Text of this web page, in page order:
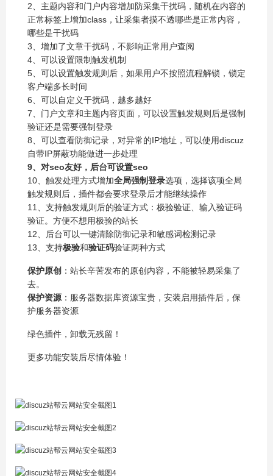
2、主题内容和门户内容增加防采集干扰码，随机在内容的
正常标签上增加class，让采集者摸不透哪些是正常内容，
哪些是干扰码
3、增加了文章干扰码，不影响正常用户查阅
4、可以设置限制触发机制
5、可以设置触发规则后，如果用户不按照流程解锁，锁定
客户端多长时间
6、可以自定义干扰码，越多越好
7、门户文章和主题内容页面，可以设置触发规则后是强制
验证还是需要强制登录
8、可以查看防御记录，对异常的IP地址，可以使用discuz
自带IP屏蔽功能做进一步处理
9、对seo友好，后台可设置seo
10、触发处理方式增加全局强制登录选项，选择该项全局
触发规则后，插件都会要求登录后才能继续操作
11、支持触发规则后的验证方式：极验验证、输入验证码
验证。方便不想用极验的站长
12、后台可以一键清除防御记录和敏感词检测记录
13、支持极验和验证码验证两种方式
保护原创 ：站长辛苦发布的原创内容，不能被轻易采集了
去。
保护资源 ：服务器数据库资源宝贵，安装启用插件后，保
护服务器资源
绿色插件，卸载无残留！
更多功能安装后尽情体验！